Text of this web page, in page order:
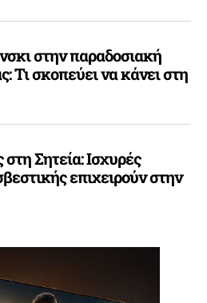
στην παραδοσιακή
Τι σκοπεύει να κάνει στη
Σητεία: Ισχυρές
επιχειρούν στην